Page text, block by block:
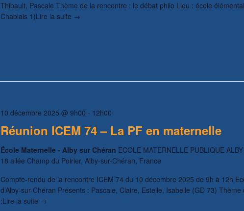
Thibault, Pascale Thème de la rencontre : le débat philo Lieu : école
Chablais 1)Lire la suite →
Réunion ICEM 74 – La PF en maternelle
10 décembre 2025 @ 9h00 - 12h00
École Maternelle - Alby sur Chéran ECOLE MATERNELLE PUBLIQUE
18 allée Champ du Poirier, Alby-sur-Chéran, France
Compte-rendu de la rencontre ICEM 74 du 10 décembre 2025 de 9h à 12h
d’Alby-sur-Chéran Présents : Pascale, Claire, Estelle, Isabelle (GD 73)
:Lire la suite →